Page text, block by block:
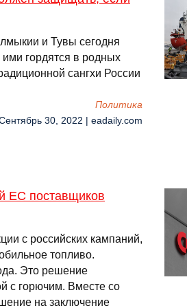
и Тувы сегодня
гордятся в родных
сангхи России
Политика
30, 2022 | eadaily.com
ЕС поставщиков
с российских кампаний,
топливо.
Это решение
с горючим. Вместе со
на заключение